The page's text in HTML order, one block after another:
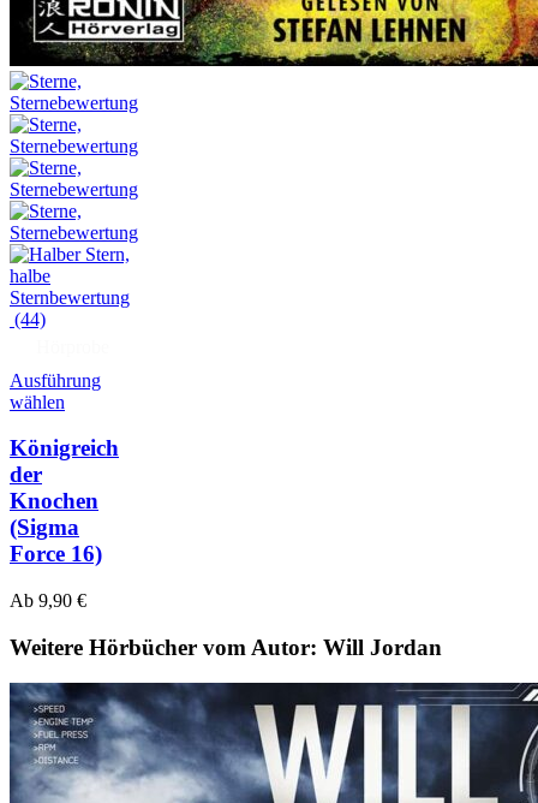
(44)
Ausführung
wählen
Königreich
der
Knochen
(Sigma
Force 16)
Ab 9,90 €
Weitere Hörbücher vom Autor: Will Jordan